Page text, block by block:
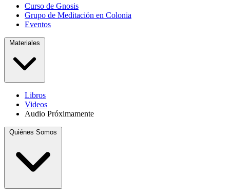
Curso de Gnosis
Grupo de Meditación en Colonia
Eventos
Materiales
Libros
Videos
Audio Próximamente
Quiénes Somos